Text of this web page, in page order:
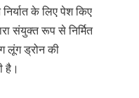
के लिए पेश किए
संयुक्त रूप से निर्मित
लूंग ड्रोन की
है।